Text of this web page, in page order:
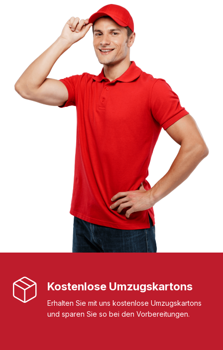
Kostenlose Umzugskartons
Erhalten Sie mit uns kostenlose Umzugskartons
und sparen Sie so bei den Vorbereitungen.